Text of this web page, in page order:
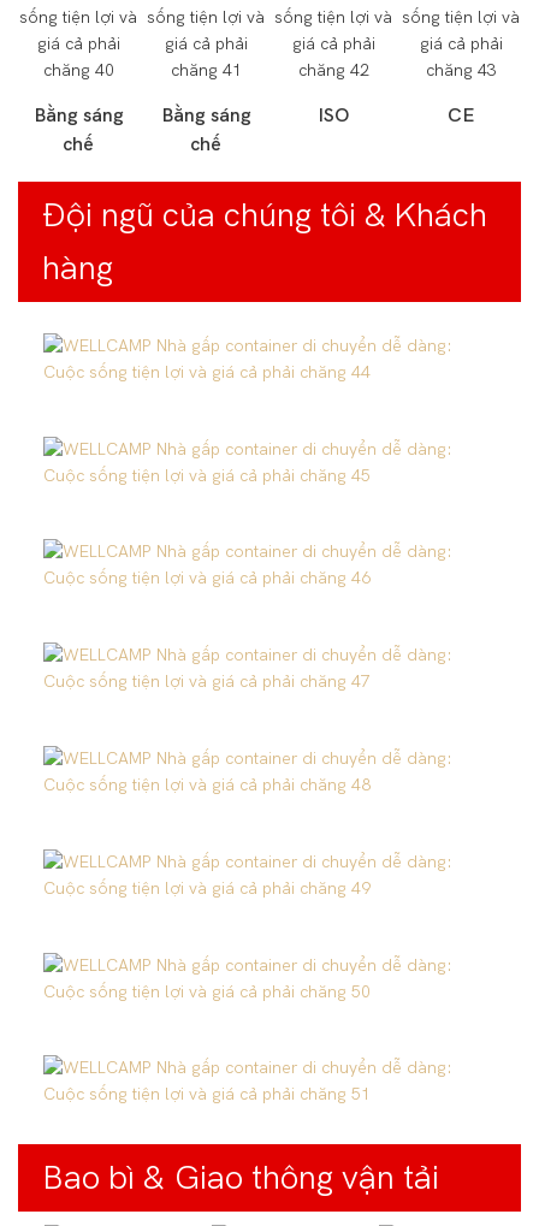
Bằng sáng
chế
Bằng sáng
chế
ISO CE
Đội ngũ của chúng tôi & Khách
hàng
Bao bì & Giao thông vận tải